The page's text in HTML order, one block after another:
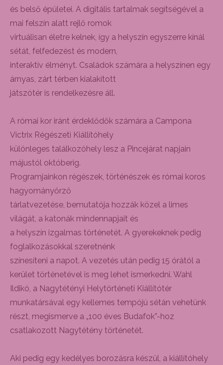
és belső épületei. A digitális tartalmak segítségével a
mai felszín alatt rejlő romok
virtuálisan életre kelnek, így a helyszín egyszerre kínál
sétát, felfedezést és modern,
interaktív élményt. Családok számára a helyszínen egy
árnyas, zárt térben kialakított
játszótér is rendelkezésre áll.
A római kor iránt érdeklődők számára a Campona
Victrix Régészeti Kiállítóhely
különleges találkozóhely lesz a Pincejárat napjain
májustól októberig.
Programjainkon régészek, történészek és római koros
hagyományőrző
tárlatvezetése, bemutatója hozzák közel a limes
világát, a katonák mindennapjait és
a helyszín izgalmas történetét. A gyerekeknek pedig
foglalkozásokkal szeretnénk
színesíteni a napot. A vezetés után pedig 15 órától a
kerület történetével is meg lehet ismerkedni. Wahl
Ildikó, a Nagytétényi Helytörténeti Kiállítótér
munkatársával egy kellemes tempójú sétán vehetünk
részt, megismerve a „100 éves Budafok”-hoz
csatlakozott Nagytétény történetét.
Aki pedig egy kedélyes borozásra készül, a kiállítóhely